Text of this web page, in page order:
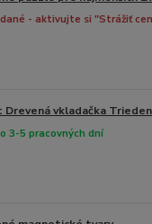
- aktivujte si "Strážiť
Drevená vkladačka
3-5 pracovných dní